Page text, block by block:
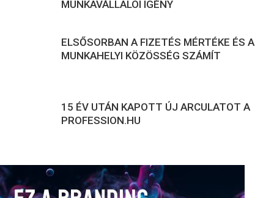
MUNKAVÁLLALÓI IGÉNY
ELSŐSORBAN A FIZETÉS MÉRTÉKE ÉS A
MUNKAHELYI KÖZÖSSÉG SZÁMÍT
15 ÉV UTÁN KAPOTT ÚJ ARCULATOT A
PROFESSION.HU